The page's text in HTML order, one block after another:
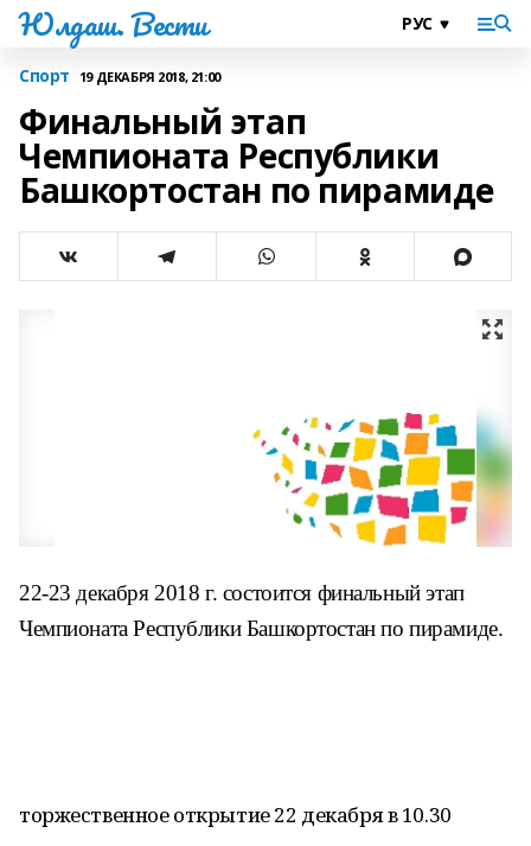
Юлдаш. Вести
Спорт 19 ДЕКАБРЯ 2018, 21:00
Финальный этап
Чемпионата Республики
Башкортостан по пирамиде
22-23 декабря 2018 г. состоится финальный этап
Чемпионата Республики Башкортостан по пирамиде.
торжественное открытие 22 декабря в 10.30